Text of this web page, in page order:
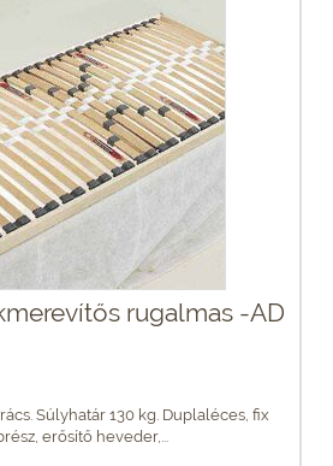
rugalmas -AD
Súlyhatár 130 kg. Duplaléces, fix
erősítő heveder,...